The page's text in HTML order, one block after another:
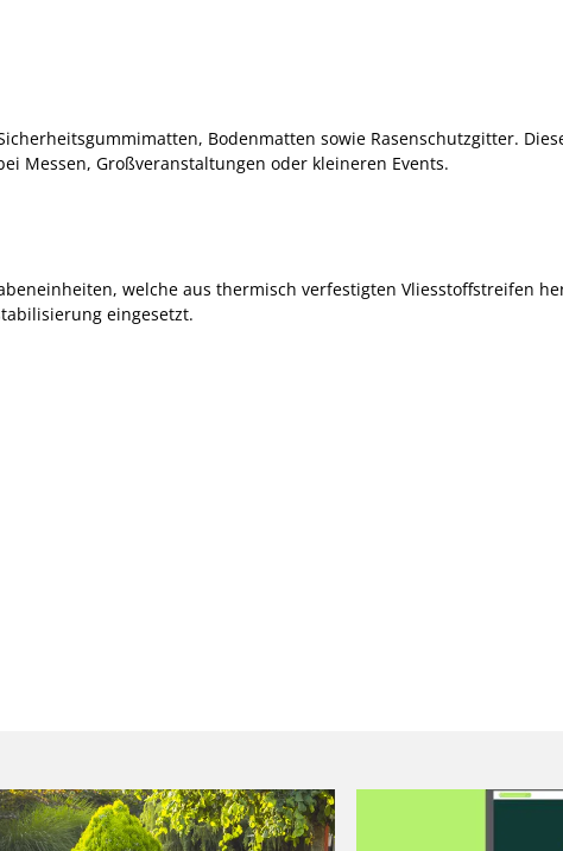
Bodenmatten sowie Rasenschutzgitter.
Messen, Großveranstaltungen oder kleineren Events.
welche aus thermisch verfestigten Vliesstoffstreifen
eingesetzt.